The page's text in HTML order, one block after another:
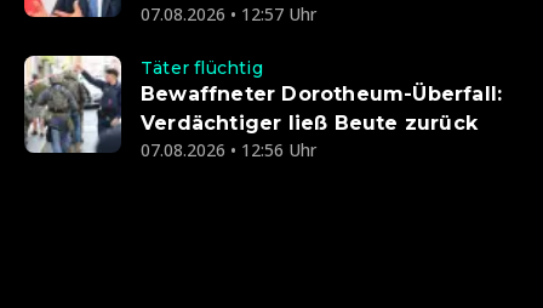
07.08.2026 • 12:57 Uhr
Täter flüchtig
Bewaffneter Dorotheum-Überfall:
Verdächtiger ließ Beute zurück
07.08.2026 • 12:56 Uhr